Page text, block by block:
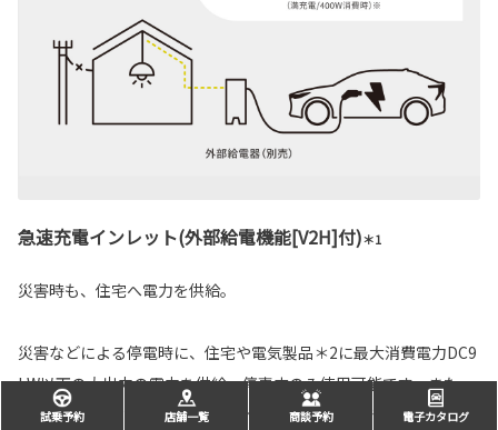
急速充電インレット(外部給電機能[V2H]付)＊1
災害時も、住宅へ電力を供給。
災害などによる停電時に、住宅や電気製品＊2に最大消費電力DC9
kW以下の大出力の電力を供給。停車中のみ使用可能です。また、
給電中でもアクセサリーコンセントの使用が可能です。
試乗予約 店舗一覧 商談予約 電子カタログ